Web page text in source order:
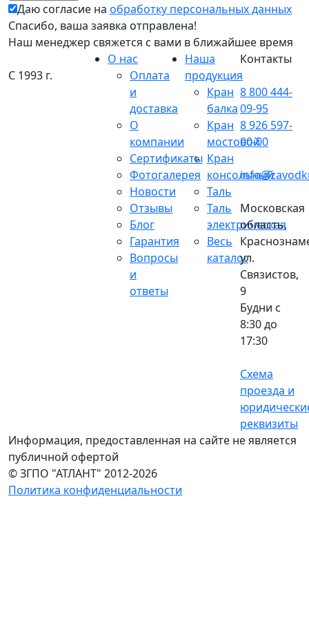
Даю согласие на обработку персональных данных
Спасибо, ваша заявка отправлена!
Наш менеджер свяжется с вами в ближайшее время
С 1993 г.
О нас
Оплата
и
доставка
О
компании
Сертификаты
Фотогалерея
Новости
Отзывы
Блог
Гарантия
Вопросы
и
ответы
Наша
продукция
Кран
балка
Кран
мостовой
Кран
консольный
Таль
Таль
электрическая
Весь
каталог
Контакты
8 800 444-
09-95
8 926 597-
00-00
Московская
область,
ул.
Связистов,
9
Будни с
8:30 до
17:30
Схема
проезда и
реквизиты
Информация, предоставленная на сайте не является
публичной офертой
© ЗГПО "АТЛАНТ" 2012-2026
Политика конфиденциальности